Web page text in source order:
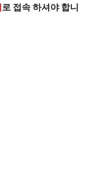
로 접속 하셔야 합니